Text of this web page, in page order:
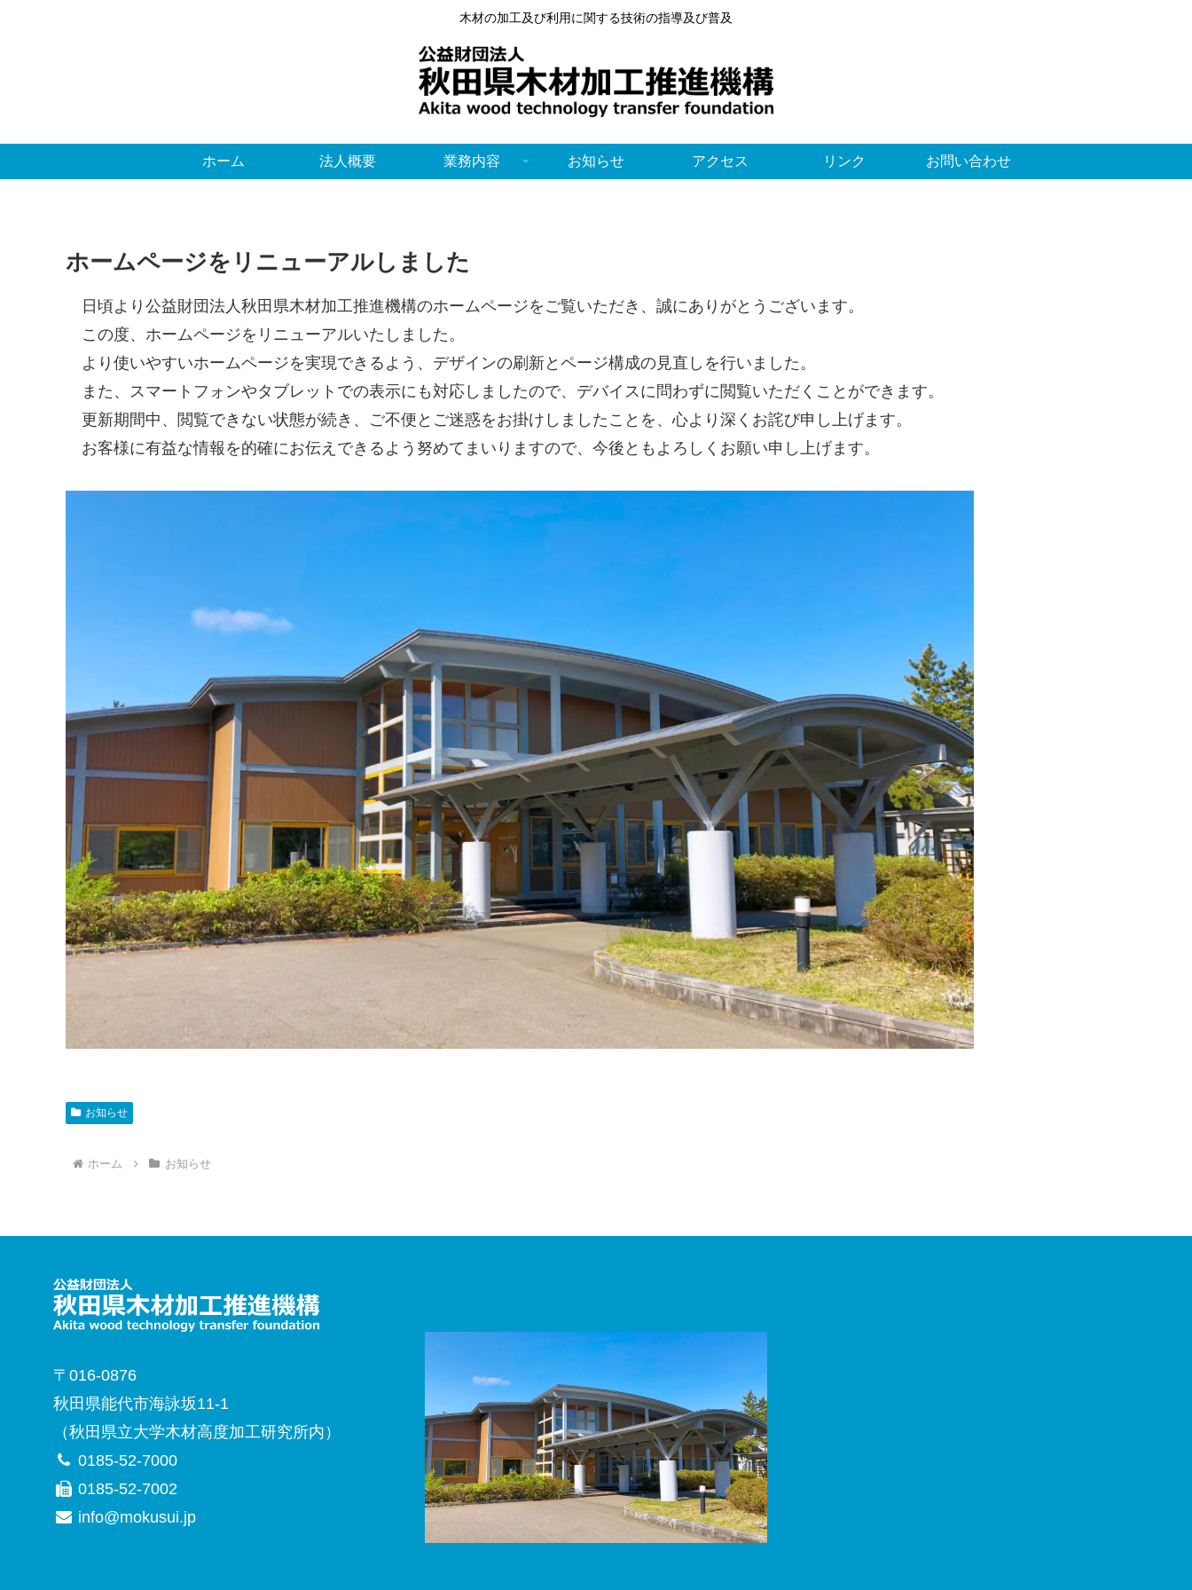
木材の加工及び利用に関する技術の指導及び普及
ホーム 法人概要 業務内容 お知らせ アクセス リンク お問い合わせ
ホームページをリニューアルしました
日頃より公益財団法人秋田県木材加工推進機構のホームページをご覧いただき、誠にありがとうございます。
この度、ホームページをリニューアルいたしました。
より使いやすいホームページを実現できるよう、デザインの刷新とページ構成の見直しを行いました。
また、スマートフォンやタブレットでの表示にも対応しましたので、デバイスに問わずに閲覧いただくことができます。
更新期間中、閲覧できない状態が続き、ご不便とご迷惑をお掛けしましたことを、心より深くお詫び申し上げます。
お客様に有益な情報を的確にお伝えできるよう努めてまいりますので、今後ともよろしくお願い申し上げます。
お知らせ
ホーム お知らせ
〒016-0876
秋田県能代市海詠坂11-1
（秋田県立大学木材高度加工研究所内）
0185-52-7000
0185-52-7002
info@mokusui.jp